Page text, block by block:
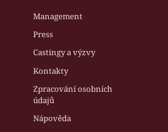
Management
Press
Castingy a výzvy
Kontakty
Zpracování osobních
údajů
Nápověda